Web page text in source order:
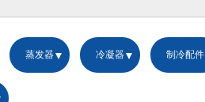
蒸发器 冷凝器 制冷配件